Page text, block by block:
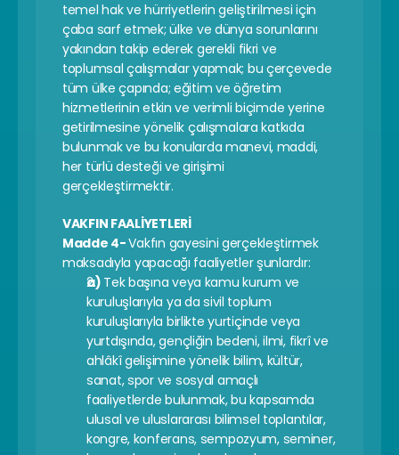
temel hak ve hürriyetlerin geliştirilmesi için
çaba sarf etmek; ülke ve dünya sorunlarını
yakından takip ederek gerekli fikri ve
toplumsal çalışmalar yapmak; bu çerçevede
tüm ülke çapında; eğitim ve öğretim
hizmetlerinin etkin ve verimli biçimde yerine
getirilmesine yönelik çalışmalara katkıda
bulunmak ve bu konularda manevi, maddi,
her türlü desteği ve girişimi
gerçekleştirmektir.
VAKFIN FAALİYETLERİ
Madde 4- Vakfın gayesini gerçekleştirmek
maksadıyla yapacağı faaliyetler şunlardır:
a) Tek başına veya kamu kurum ve
kuruluşlarıyla ya da sivil toplum
kuruluşlarıyla birlikte yurtiçinde veya
yurtdışında, gençliğin bedeni, ilmi, fikrî ve
ahlâkî gelişimine yönelik bilim, kültür,
sanat, spor ve sosyal amaçlı
faaliyetlerde bulunmak, bu kapsamda
ulusal ve uluslararası bilimsel toplantılar,
kongre, konferans, sempozyum, seminer,